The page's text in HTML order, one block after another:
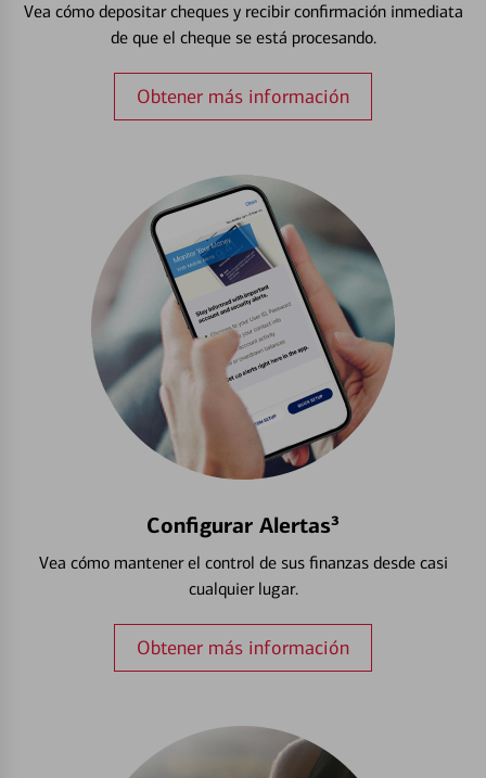
Vea cómo depositar cheques y recibir confirmación inmediata
de que el cheque se está procesando.
Obtener más información
Configurar Alertas³
Vea cómo mantener el control de sus finanzas desde casi
cualquier lugar.
Obtener más información